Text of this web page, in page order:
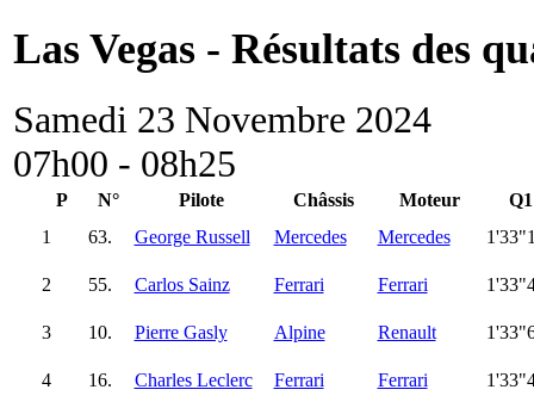
Las Vegas - Résultats des
Samedi 23 Novembre 2024
07h00 - 08h25
P N° Pilote Châssis Moteur
Q1
1
63. George Russell Mercedes Mercedes
2 55. Carlos Sainz Ferrari Ferrari
3 10. Pierre Gasly Alpine Renault
4 16. Charles Leclerc Ferrari Ferrari